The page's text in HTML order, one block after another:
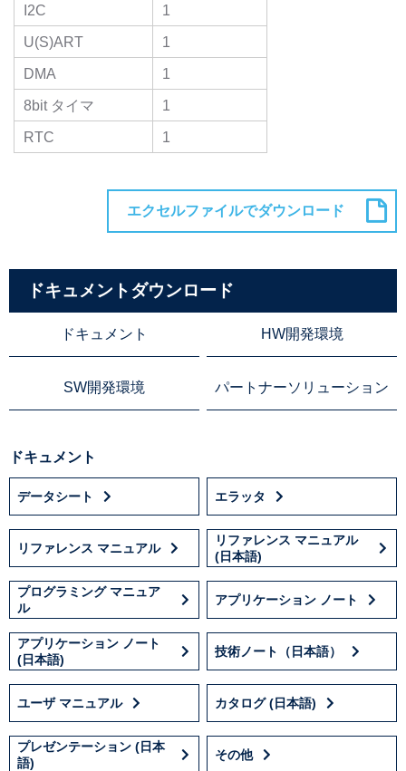
I2C
1
U(S)ART
1
DMA
1
8bit タイマ
1
RTC
1
ドキュメントダウンロード
ドキュメント HW開発環境
SW開発環境 パートナーソリューション
ドキュメント
データシート エラッタ
リファレンス マニュアル
リファレンス マニュアル
(日本語)
プログラミング マニュア
ル
アプリケーション ノート
アプリケーション ノート
(日本語)
技術ノート（日本語）
ユーザ マニュアル カタログ (日本語)
プレゼンテーション (日本
語)
その他